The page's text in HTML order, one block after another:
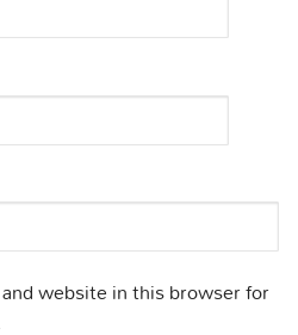
website in this browser for